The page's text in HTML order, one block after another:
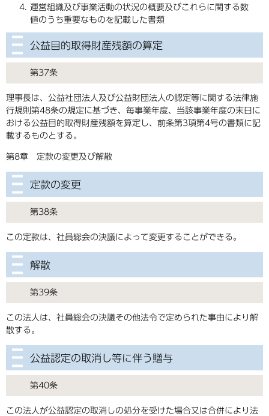
運営組織及び事業活動の状況の概要及びこれらに関する数
値のうち重要なものを記載した書類
公益目的取得財産残額の算定
第37条
理事長は、公益社団法人及び公益財団法人の認定等に関する法律施
行規則第48条の規定に基づき、毎事業年度、当該事業年度の末日に
おける公益目的取得財産残額を算定し、前条第3項第4号の書類に記
載するものとする。
第8章 定款の変更及び解散
定款の変更
第38条
この定款は、社員総会の決議によって変更することができる。
解散
第39条
この法人は、社員総会の決議その他法令で定められた事由により解
散する。
公益認定の取消し等に伴う贈与
第40条
この法人が公益認定の取消しの処分を受けた場合又は合併により法